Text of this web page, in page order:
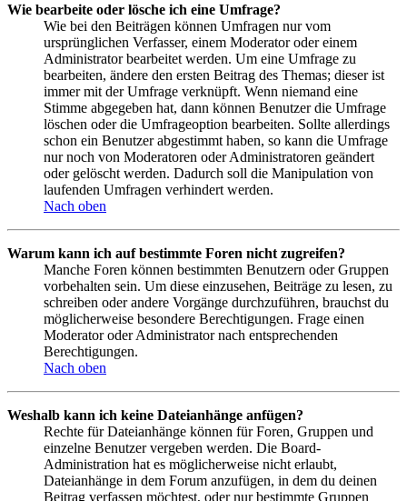
Wie bearbeite oder lösche ich eine Umfrage?
Wie bei den Beiträgen können Umfragen nur vom
ursprünglichen Verfasser, einem Moderator oder einem
Administrator bearbeitet werden. Um eine Umfrage zu
bearbeiten, ändere den ersten Beitrag des Themas; dieser ist
immer mit der Umfrage verknüpft. Wenn niemand eine
Stimme abgegeben hat, dann können Benutzer die Umfrage
löschen oder die Umfrageoption bearbeiten. Sollte allerdings
schon ein Benutzer abgestimmt haben, so kann die Umfrage
nur noch von Moderatoren oder Administratoren geändert
oder gelöscht werden. Dadurch soll die Manipulation von
laufenden Umfragen verhindert werden.
Nach oben
Warum kann ich auf bestimmte Foren nicht zugreifen?
Manche Foren können bestimmten Benutzern oder Gruppen
vorbehalten sein. Um diese einzusehen, Beiträge zu lesen, zu
schreiben oder andere Vorgänge durchzuführen, brauchst du
möglicherweise besondere Berechtigungen. Frage einen
Moderator oder Administrator nach entsprechenden
Berechtigungen.
Nach oben
Weshalb kann ich keine Dateianhänge anfügen?
Rechte für Dateianhänge können für Foren, Gruppen und
einzelne Benutzer vergeben werden. Die Board-
Administration hat es möglicherweise nicht erlaubt,
Dateianhänge in dem Forum anzufügen, in dem du deinen
Beitrag verfassen möchtest, oder nur bestimmte Gruppen